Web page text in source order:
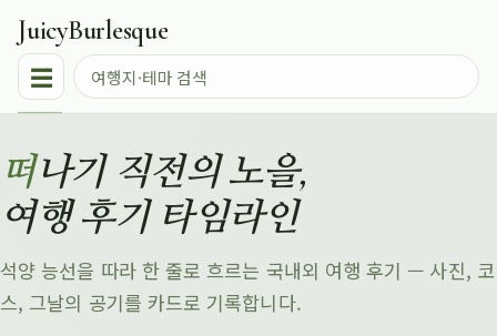
JuicyBurlesque
☰
떠나기 직전의 노을,
여행 후기 타임라인
석양 능선을 따라 한 줄로 흐르는 국내외 여행 후기 — 사진, 코
스, 그날의 공기를 카드로 기록합니다.